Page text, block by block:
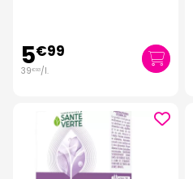
5€99
39€93/l.